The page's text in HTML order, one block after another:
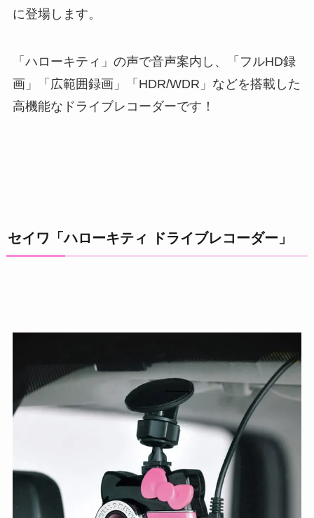
に登場します。
「ハローキティ」の声で音声案内し、「フルHD録
画」「広範囲録画」「HDR/WDR」などを搭載した
高機能なドライブレコーダーです！
セイワ「ハローキティ ドライブレコーダー」